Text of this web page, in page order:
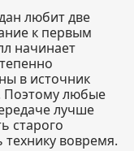
любит две
к первым
начинает
в источник
Поэтому любые
лучше
старого
технику вовремя.